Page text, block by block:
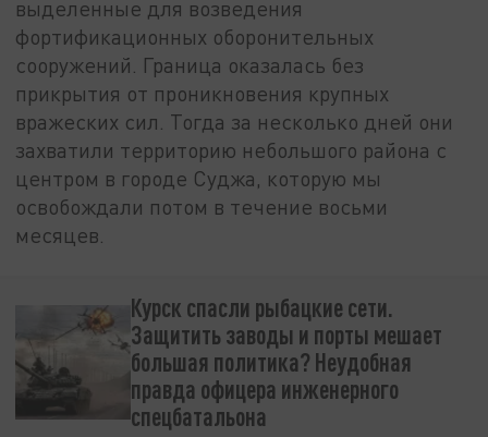
выделенные для возведения
фортификационных оборонительных
сооружений. Граница оказалась без
прикрытия от проникновения крупных
вражеских сил. Тогда за несколько дней они
захватили территорию небольшого района с
центром в городе Суджа, которую мы
освобождали потом в течение восьми
месяцев.
Курск спасли рыбацкие сети.
Защитить заводы и порты мешает
большая политика? Неудобная
правда офицера инженерного
спецбатальона